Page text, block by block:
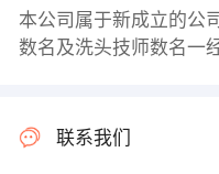
本公司属于新成立的公
数名及洗头技师数名一
联系我们